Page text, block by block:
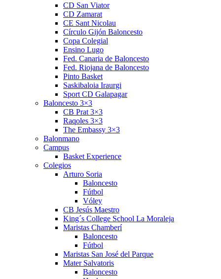
CD San Viator
CD Zamarat
CE Sant Nicolau
Círculo Gijón Baloncesto
Copa Colegial
Ensino Lugo
Fed. Canaria de Baloncesto
Fed. Riojana de Baloncesto
Pinto Basket
Saskibaloia Iraurgi
Sport CD Galapagar
Baloncesto 3×3
CB Prat 3×3
Raqoles 3×3
The Embassy 3×3
Balonmano
Campus
Basket Experience
Colegios
Arturo Soria
Baloncesto
Fútbol
Vóley
CB Jesús Maestro
King´s College School La Moraleja
Maristas Chamberí
Baloncesto
Fútbol
Maristas San José del Parque
Mater Salvatoris
Baloncesto